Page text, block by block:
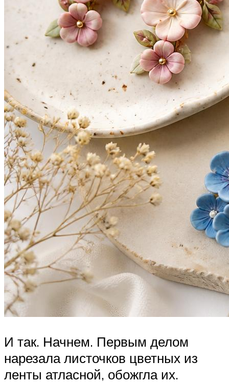
И так. Начнем. Первым делом
нарезала листочков цветных из
ленты атласной, обожгла их.